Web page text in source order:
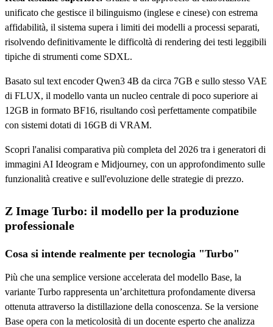
unificato che gestisce il bilinguismo (inglese e cinese) con estrema
affidabilità, il sistema supera i limiti dei modelli a processi separati,
risolvendo definitivamente le difficoltà di rendering dei testi leggibili
tipiche di strumenti come SDXL.
Basato sul text encoder Qwen3 4B da circa 7GB e sullo stesso VAE
di FLUX, il modello vanta un nucleo centrale di poco superiore ai
12GB in formato BF16, risultando così perfettamente compatibile
con sistemi dotati di 16GB di VRAM.
Scopri l'analisi comparativa più completa del 2026 tra i generatori di
immagini AI Ideogram e Midjourney, con un approfondimento sulle
funzionalità creative e sull'evoluzione delle strategie di prezzo.
Z Image Turbo: il modello per la produzione
professionale
Cosa si intende realmente per tecnologia "Turbo"
Più che una semplice versione accelerata del modello Base, la
variante Turbo rappresenta un’architettura profondamente diversa
ottenuta attraverso la distillazione della conoscenza. Se la versione
Base opera con la meticolosità di un docente esperto che analizza